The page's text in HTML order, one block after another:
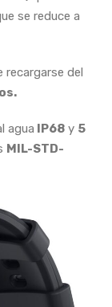
se reduce a
del
agua IP68 y 5
MIL-STD-